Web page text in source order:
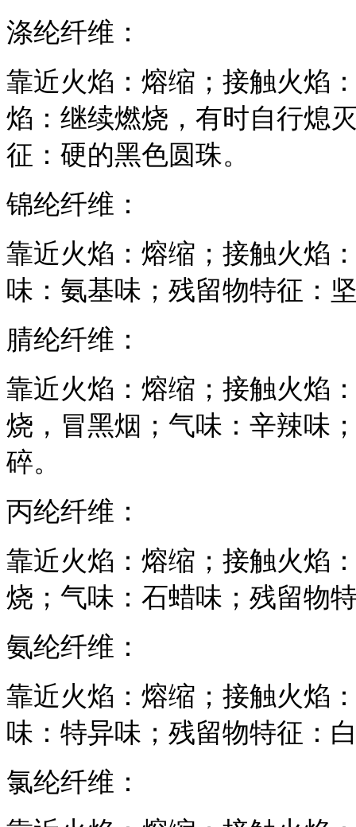
涤纶纤维：
靠近火焰：熔缩；接触火焰
焰：继续燃烧，有时自行熄
征：硬的黑色圆珠。
锦纶纤维：
靠近火焰：熔缩；接触火焰
味：氨基味；残留物特征：
腈纶纤维：
靠近火焰：熔缩；接触火焰
烧，冒黑烟；气味：辛辣味
碎。
丙纶纤维：
靠近火焰：熔缩；接触火焰
烧；气味：石蜡味；残留物
氨纶纤维：
靠近火焰：熔缩；接触火焰
味：特异味；残留物特征：
氯纶纤维：